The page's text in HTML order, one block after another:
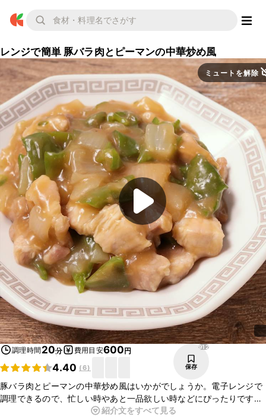
レンジで簡単 豚バラ肉とピーマンの中華炒め風
ミュートを解除
調理時間 20分 費用目安600円
4.40 (6)
912
保存
豚バラ肉とピーマンの中華炒め風はいかがでしょうか。電子レンジで
調理できるので、忙しい時やあと一品欲しい時などにぴったりです
よ。お酒のおつまみにも最適なので、ぜひ作ってみてくださいね。
紹介文をすべて見る